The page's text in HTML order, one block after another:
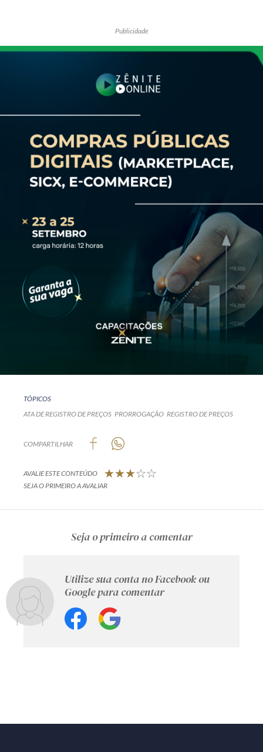
Publicidade
TÓPICOS
ATA DE REGISTRO DE PREÇOS PRORROGAÇÃO REGISTRO DE PREÇOS
COMPARTILHAR
AVALIE ESTE CONTEÚDO
SEJA O PRIMEIRO A AVALIAR
Seja o primeiro a comentar
Utilize sua conta no Facebook ou
Google para comentar